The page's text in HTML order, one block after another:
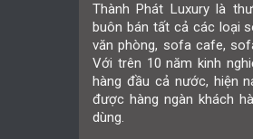
Thành Phát Luxury là
buôn bán tất cả các loại
văn phòng, sofa cafe,
Với trên 10 năm kinh
hàng đầu cả nước, hiện
được hàng ngàn khách
dùng.